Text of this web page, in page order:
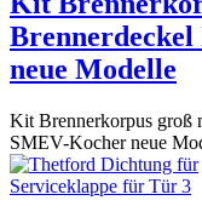
neue Modelle
Kit Brennerkorpus groß
SMEV-Kocher neue